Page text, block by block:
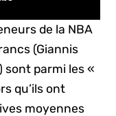
de la NBA
(Giannis
sont parmi les «
qu’ils ont
moyennes